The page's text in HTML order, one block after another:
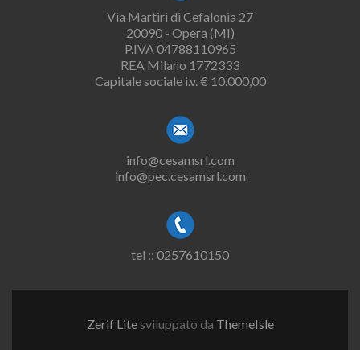
Via Martiri di Cefalonia 27
20090 - Opera (MI)
P.IVA 04788110965
REA Milano 1772333
Capitale sociale i.v. € 10.000,00
info@cesamsrl.com
info@pec.cesamsrl.com
tel :: 0257610150
Zerif Lite sviluppato da ThemeIsle